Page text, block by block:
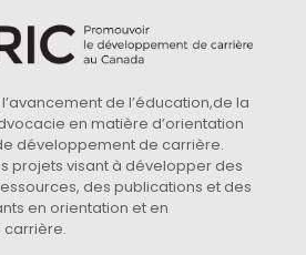
l’avancement de l’éducation,de la
en matière d’orientation
développement de carrière.
projets visant à développer des
des publications et des
en orientation et en